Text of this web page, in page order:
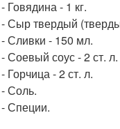
- Говядина - 1 кг.
- Сыр твердый
- Сливки - 150 мл.
- Соевый соус - 2 ст. л.
- Горчица - 2 ст. л.
- Соль.
- Специи.